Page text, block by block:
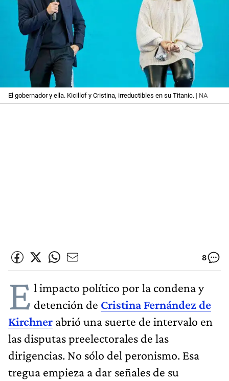
El gobernador y ella. Kicillof y Cristina, irreductibles en su Titanic. | NA
8
E l impacto político por la condena y
detención de Cristina Fernández de
Kirchner abrió una suerte de intervalo en
las disputas preelectorales de las
dirigencias. No sólo del peronismo. Esa
tregua empieza a dar señales de su